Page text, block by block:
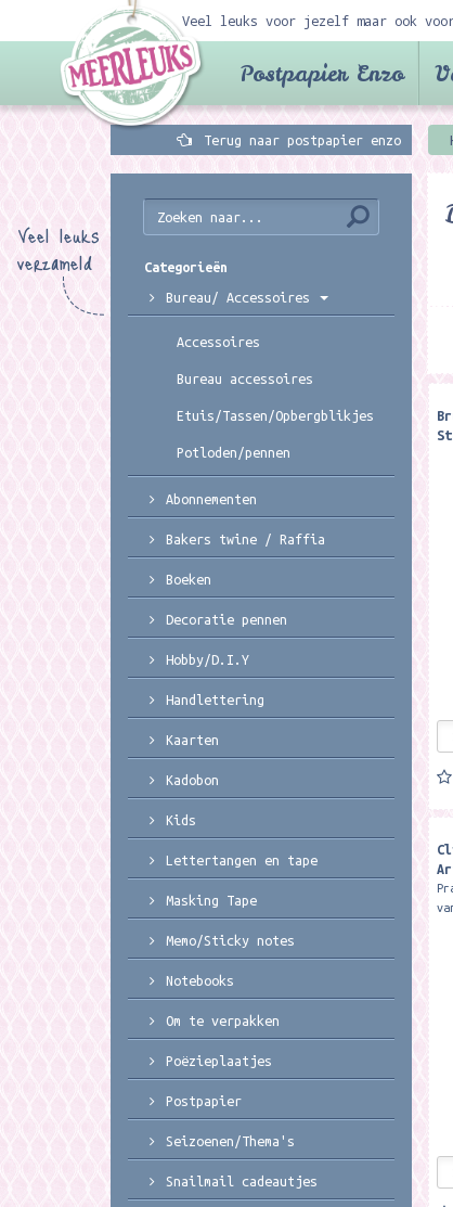
Veel leuks voor jezelf maar ook
Postpapier Enzo
Terug naar postpapier enzo
Veel leuks
verzameld
Categorieën
Bureau/ Accessoires
Accessoires
Bureau accessoires
Etuis/Tassen/Opbergblikjes
Potloden/pennen
Abonnementen
Bakers twine / Raffia
Boeken
Decoratie pennen
Hobby/D.I.Y
Handlettering
Kaarten
Kadobon
Kids
Lettertangen en tape
Masking Tape
Memo/Sticky notes
Notebooks
Om te verpakken
Poëzieplaatjes
Postpapier
Seizoenen/Thema's
Snailmail cadeautjes